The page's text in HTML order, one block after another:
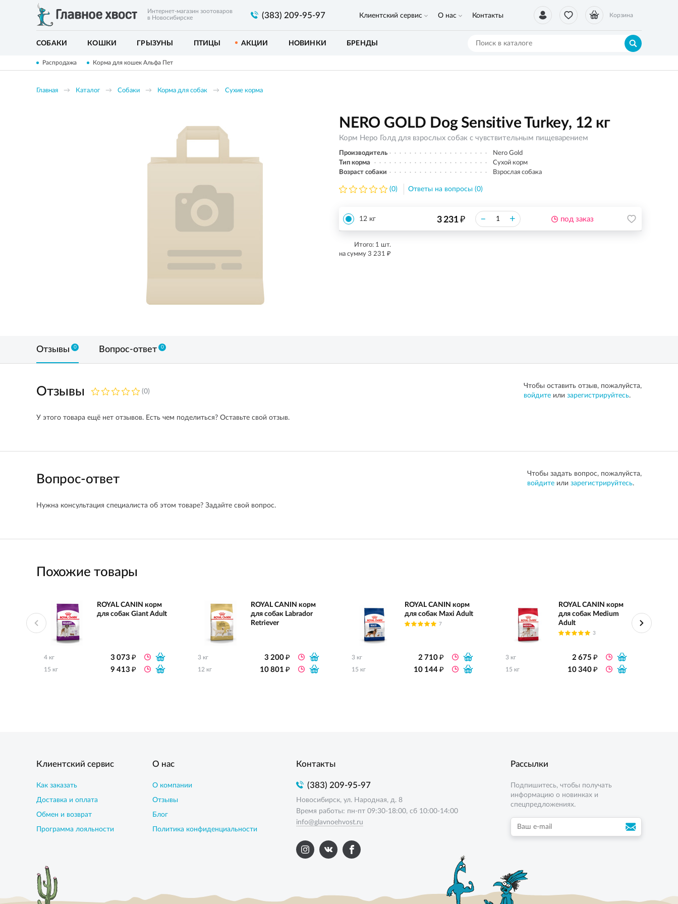
Интернет-магазин зоотоваров
в Новосибирске
(383) 209-95-97 Корзина
Клиентский сервис О нас Контакты
СОБАКИ КОШКИ ГРЫЗУНЫ ПТИЦЫ АКЦИИ НОВИНКИ БРЕНДЫ
Распродажа Корма для кошек Альфа Пет
Главная Каталог Собаки Корма для собак Сухие корма
NERO GOLD Dog Sensitive Turkey, 12 кг
Корм Неро Голд для взрослых собак с чувствительным пищеварением
Производитель
Nero Gold
Тип корма
Сухой корм
Возраст собаки
Взрослая собака
(0) Ответы на вопросы (0)
12 кг 3 231₽ – + под заказ
Итого: 1 шт.
на сумму 3 231 ₽
Отзывы 0 Вопрос-ответ 0
Отзывы (0)
Чтобы оставить отзыв, пожалуйста,
войдите или зарегистрируйтесь.
У этого товара ещё нет отзывов. Есть чем поделиться? Оставьте свой отзыв.
Вопрос-ответ
Чтобы задать вопрос, пожалуйста,
войдите или зарегистрируйтесь.
Нужна консультация специалиста об этом товаре? Задайте свой вопрос.
Похожие товары
ROYAL CANIN корм
для собак Giant Adult
4 кг 3 073₽
15 кг 9 413₽
ROYAL CANIN корм
для собак Labrador
Retriever
3 кг 3 200₽
12 кг 10 801₽
ROYAL CANIN корм
для собак Maxi Adult
7
3 кг 2 710₽
15 кг 10 144₽
ROYAL CANIN корм
для собак Medium
Adult
3
3 кг 2 675₽
15 кг 10 340₽
Клиентский сервис
Как заказать
Доставка и оплата
Обмен и возврат
Программа лояльности
О нас
О компании
Отзывы
Блог
Политика конфиденциальности
Контакты
(383) 209-95-97
Новосибирск, ул. Народная, д. 8
Время работы: пн-пт 09:30-18:00, сб 10:00-14:00
info@glavnoehvost.ru
Рассылки
Подпишитесь, чтобы получать
информацию о новинках и
спецпредложениях.